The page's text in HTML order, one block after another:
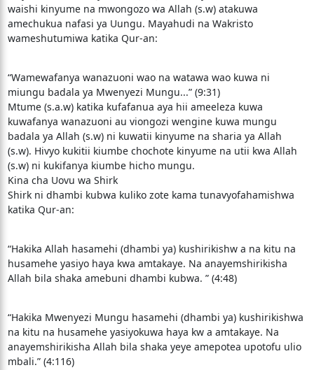
waishi kinyume na mwongozo wa Allah (s.w) atakuwa
amechukua nafasi ya Uungu. Mayahudi na Wakristo
wameshutumiwa katika Qur-an:
“Wamewafanya wanazuoni wao na watawa wao kuwa ni
miungu badala ya Mwenyezi Mungu...” (9:31)
Mtume (s.a.w) katika kufafanua aya hii ameeleza kuwa
kuwafanya wanazuoni au viongozi wengine kuwa mungu
badala ya Allah (s.w) ni kuwatii kinyume na sharia ya Allah
(s.w). Hivyo kukitii kiumbe chochote kinyume na utii kwa Allah
(s.w) ni kukifanya kiumbe hicho mungu.
Kina cha Uovu wa Shirk
Shirk ni dhambi kubwa kuliko zote kama tunavyofahamishwa
katika Qur-an:
“Hakika Allah hasamehi (dhambi ya) kushirikishw a na kitu na
husamehe yasiyo haya kwa amtakaye. Na anayemshirikisha
Allah bila shaka amebuni dhambi kubwa. ” (4:48)
“Hakika Mwenyezi Mungu hasamehi (dhambi ya) kushirikishwa
na kitu na husamehe yasiyokuwa haya kw a amtakaye. Na
anayemshirikisha Allah bila shaka yeye amepotea upotofu ulio
mbali.” (4:116)